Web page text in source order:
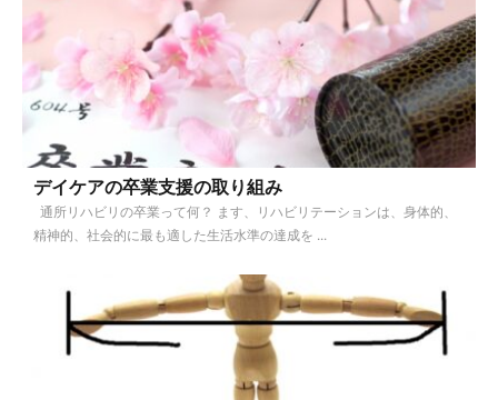
デイケアの卒業支援の取り組み
通所リハビリの卒業って何？ ます、リハビリテーションは、身体的、
精神的、社会的に最も適した生活水準の達成を ...